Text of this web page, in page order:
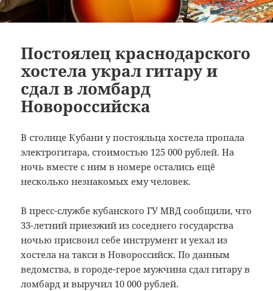
Постоялец краснодарского
хостела украл гитару и
сдал в ломбард
Новороссийска
В столице Кубани у постояльца хостела пропала
электрогитара, стоимостью 125 000 рублей. На
ночь вместе с ним в номере остались ещё
несколько незнакомых ему человек.
В пресс-службе кубанского ГУ МВД сообщили, что
33-летний приезжий из соседнего государства
ночью присвоил себе инструмент и уехал из
хостела на такси в Новороссийск. По данным
ведомства, в городе-герое мужчина сдал гитару в
ломбард и выручил 10 000 рублей.